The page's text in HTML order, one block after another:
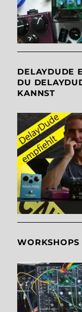
DELAYDUDE
DU
KANNST